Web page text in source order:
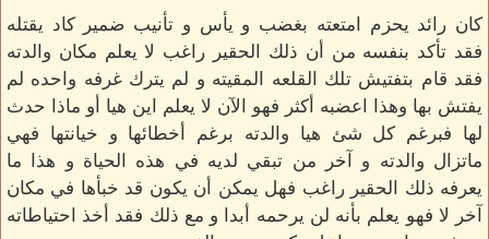
كان رائد يحزم امتعته بغضب و يأس و تأنيب ضمير كاد يقتله
فقد تأكد بنفسه من أن ذلك الحقير راغب لا يعلم مكان والدته
فقد قام بتفتيش تلك القلعه المقيته و لم يترك غرفه واحده لم
يفتش بها وهذا اعضبه أكثر فهو الآن لا يعلم اين هيا أو ماذا حدث
لها فبرغم كل شئ هيا والدته برغم أخطائها و خيانتها فهي
ماتزال والدته و آخر من تبقي لديه في هذه الحياة و هذا ما
يعرفه ذلك الحقير راغب فهل يمكن أن يكون قد خبأها في مكان
آخر لا فهو يعلم بأنه لن يرحمه أبدا و مع ذلك فقد أخذ احتياطاته